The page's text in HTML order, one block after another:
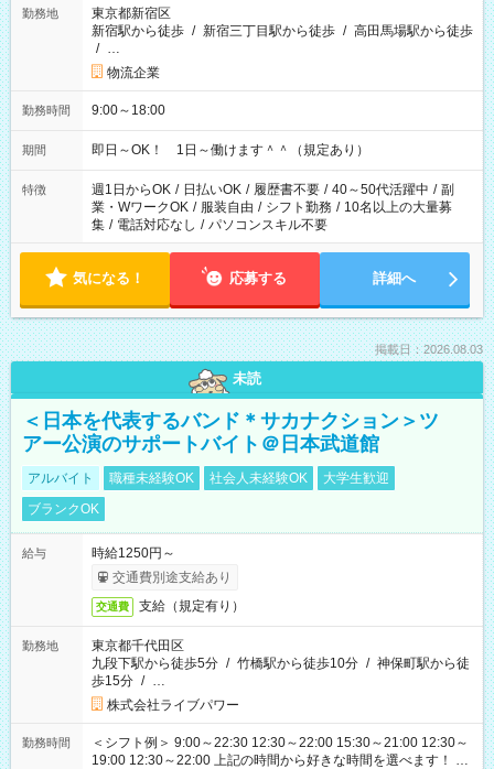
勤務地
東京都新宿区
新宿駅から徒歩 / 新宿三丁目駅から徒歩 / 高田馬場駅から徒歩
/ …
物流企業
勤務時間 9:00～18:00
期間 即日～OK！ 1日～働けます＾＾（規定あり）
特徴 週1日からOK / 日払いOK / 履歴書不要 / 40～50代活躍中 / 副
業・WワークOK / 服装自由 / シフト勤務 / 10名以上の大量募
集 / 電話対応なし / パソコンスキル不要
気になる！ 応募する 詳細へ
掲載日：2026.08.03
未読
＜日本を代表するバンド＊サカナクション＞ツ
アー公演のサポートバイト＠日本武道館
アルバイト 職種未経験OK 社会人未経験OK
大学生歓迎
ブランクOK
給与
時給1250円～
交通費別途支給あり
交通費 支給（規定有り）
勤務地
東京都千代田区
九段下駅から徒歩5分 / 竹橋駅から徒歩10分 / 神保町駅から徒
歩15分 / …
株式会社ライブパワー
勤務時間
＜シフト例＞ 9:00～22:30 12:30～22:00 15:30～21:00 12:30～
19:00 12:30～22:00 上記の時間から好きな時間を選べます！ ※